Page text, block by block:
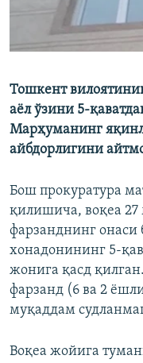
Тошкент
аёл ўзини 5-
Марҳуманинг
айбдорлигини
Бош прокуратура
қилишича, воқеа 27
фарзанднинг
хонадонининг 5-
жонига қасд
фарзанд (6 ва 2
муқаддам
Воқеа жойига